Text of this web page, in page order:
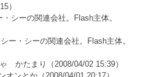
）
シーの関連会社。Flash主体。
ー・シーの関連会社。Flash主体。
かたまり
（2008/04/02 15:39）